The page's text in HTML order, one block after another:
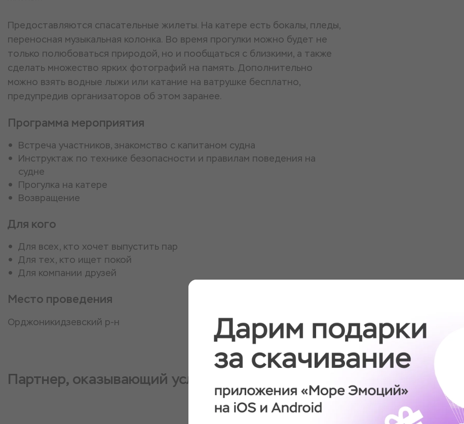
Предоставляются спасательные жилеты. На катере есть бокалы, пледы,
переносная музыкальная колонка. Во время прогулки можно будет не
только полюбоваться природой, но и пообщаться с близкими, а также
сделать множество ярких фотографий на память. Дополнительно
можно взять водные лыжи или катание на ватрушке бесплатно,
предупредив организаторов об этом заранее.
Программа мероприятия
Встреча участников, знакомство с капитаном судна
Инструктаж по технике безопасности и правилам поведения на
судне
Прогулка на катере
Возвращение
Для кого
Для всех, кто хочет выпустить пар
Для тех, кто ищет покой
Для компании друзей
Место проведения
Орджоникидзевский р-н
Партнер, оказывающий услугу